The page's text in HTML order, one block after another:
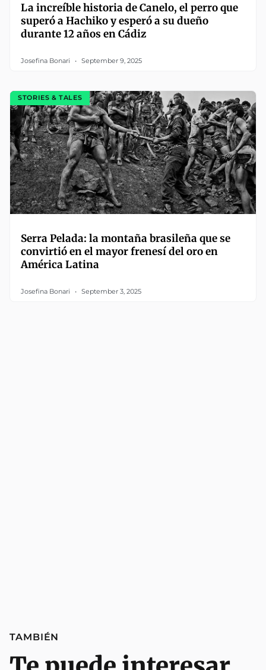
La increíble historia de Canelo, el perro que
superó a Hachiko y esperó a su dueño
durante 12 años en Cádiz
Josefina Bonari September 9, 2025
STORIES & TALES
Serra Pelada: la montaña brasileña que se
convirtió en el mayor frenesí del oro en
América Latina
Josefina Bonari September 3, 2025
TAMBIÉN